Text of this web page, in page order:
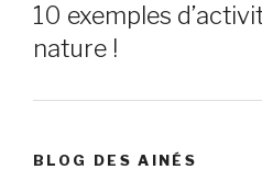
10 exemples
nature !
BLOG DES AINÉS